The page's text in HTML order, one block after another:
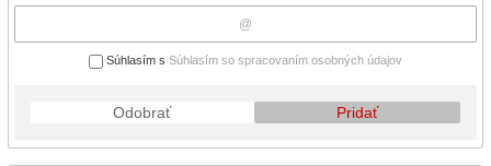
Súhlasím s Súhlasím so spracovaním osobných údajov
Odobrať Pridať